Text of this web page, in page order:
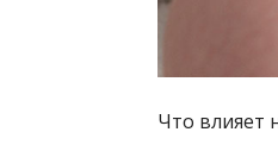
Что влияет